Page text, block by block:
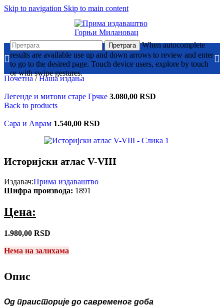
Skip to navigation Skip to main content
Претрага
When autocomplete
results are available use up and down arrows to review and enter
to go to the desired page. Touch device users, explore by touch
or with swipe gestures.
Почетна/ Наша издања
Легенде и митови старе Грчке 3.080,00 RSD
Back to products
Сара и Аврам 1.540,00 RSD
Историјски атлас V-VIII
Издавач:Прима издаваштво
Шифра производа: 1891
Цена:
1.980,00 RSD
Нема на залихама
Опис
Од праисторије до савременог доба